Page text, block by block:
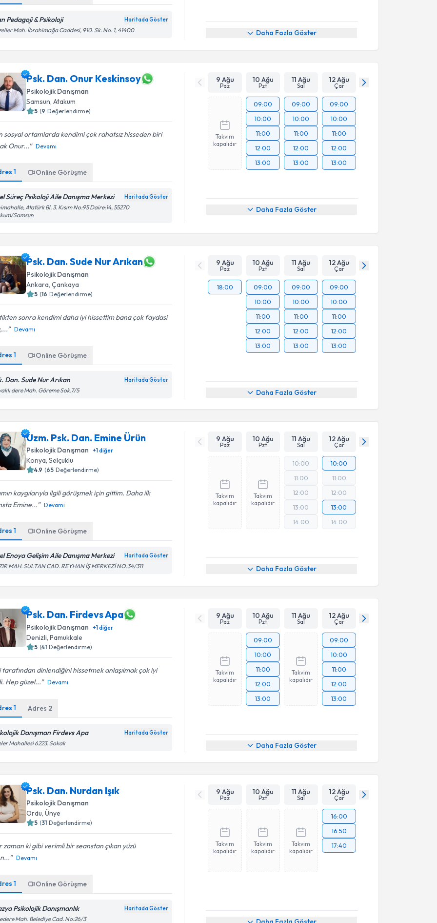
Pedagoji & Psikoloji Haritada Göster
Mah. İbrahimağa Caddesi, 910. Sk. No: 1, 41400 Daha Fazla Göster
Psk. Dan. Onur Keskinsoy
Psikolojik Danışman
Samsun , Atakum
5 (9 Değerlendirme)
sosyal ortamlarda kendimi çok rahatsız hisseden biri
Onur...
Devamı
1 Online Görüşme
Süreç Psikoloji Aile Danışma Merkezi Haritada Göster
Atatürk Bl. 3. Kısım No:95 Daire:14, 55270
Samsun
9 Ağu
Paz
10 Ağu
Pzt
11 Ağu
Sal
12 Ağu
Çar
Takvim
kapalıdır
09:00
10:00
11:00
12:00
13:00
09:00
10:00
11:00
12:00
13:00
09:00
10:00
11:00
12:00
13:00
Daha Fazla Göster
Psk. Dan. Sude Nur Arıkan
Psikolojik Danışman
Ankara , Çankaya
5 (16 Değerlendirme)
sonra kendimi daha iyi hissettim bana çok faydasi
Devamı
1 Online Görüşme
Dan. Sude Nur Arıkan Haritada Göster
dere Mah. Göreme Sok.7/5
9 Ağu
Paz
10 Ağu
Pzt
11 Ağu
Sal
12 Ağu
Çar
18:00
09:00
10:00
11:00
12:00
13:00
09:00
10:00
11:00
12:00
13:00
09:00
10:00
11:00
12:00
13:00
Daha Fazla Göster
Uzm. Psk. Dan. Emine Ürün
Psikolojik Danışman +1diğer
Konya, Selçuklu
4.9 (65 Değerlendirme)
kaygılarıyla ilgili görüşmek için gittim. Daha ilk
Emine...
Devamı
1 Online Görüşme
Enoya Gelişim Aile Danışma Merkezi Haritada Göster
MAH. SULTAN CAD. REYHAN İŞ MERKEZİ NO:34/311
9 Ağu
Paz
10 Ağu
Pzt
11 Ağu
Sal
12 Ağu
Çar
Takvim
kapalıdır
Takvim
kapalıdır
10:00
11:00
12:00
13:00
14:00
10:00
11:00
12:00
13:00
14:00
Daha Fazla Göster
Psk. Dan. Firdevs Apa
Psikolojik Danışman +1diğer
Denizli , Pamukkale
5 (41 Değerlendirme)
tarafından dinlendiğini hissetmek anlaşılmak çok iyi
Hep güzel...
Devamı
1 Adres 2
Danışman Firdevs Apa Haritada Göster
Mahallesi 6223. Sokak
9 Ağu
Paz
10 Ağu
Pzt
11 Ağu
Sal
12 Ağu
Çar
Takvim
kapalıdır
09:00
10:00
11:00
12:00
13:00
Takvim
kapalıdır
09:00
10:00
11:00
12:00
13:00
Daha Fazla Göster
Psk. Dan. Nurdan Işık
Psikolojik Danışman
Ordu, Ünye
5 (31 Değerlendirme)
zaman ki gibi verimli bir seanstan çıkan yüzü
Devamı
1 Online Görüşme
Psikolojik Danışmanlık Haritada Göster
Mah. Belediye Cad. No:26/3
9 Ağu
Paz
10 Ağu
Pzt
11 Ağu
Sal
12 Ağu
Çar
Takvim
kapalıdır
Takvim
kapalıdır
Takvim
kapalıdır
16:00
16:50
17:40